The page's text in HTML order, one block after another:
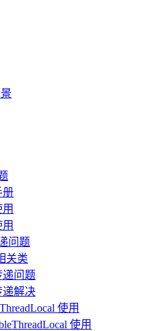
册
问题
关类
递问题
递解决
使用
使用